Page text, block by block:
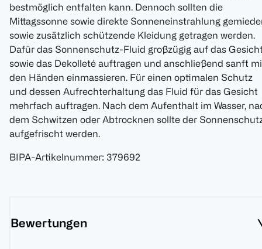
bestmöglich entfalten kann. Dennoch sollten die
Mittagssonne sowie direkte Sonneneinstrahlung
sowie zusätzlich schützende Kleidung getragen werden.
Dafür das Sonnenschutz-Fluid großzügig auf das
sowie das Dekolleté auftragen und anschließend sanft
den Händen einmassieren. Für einen optimalen Schutz
und dessen Aufrechterhaltung das Fluid für das Gesicht
mehrfach auftragen. Nach dem Aufenthalt im Wasser,
dem Schwitzen oder Abtrocknen sollte der
aufgefrischt werden.
BIPA-Artikelnummer: 379692
Bewertungen